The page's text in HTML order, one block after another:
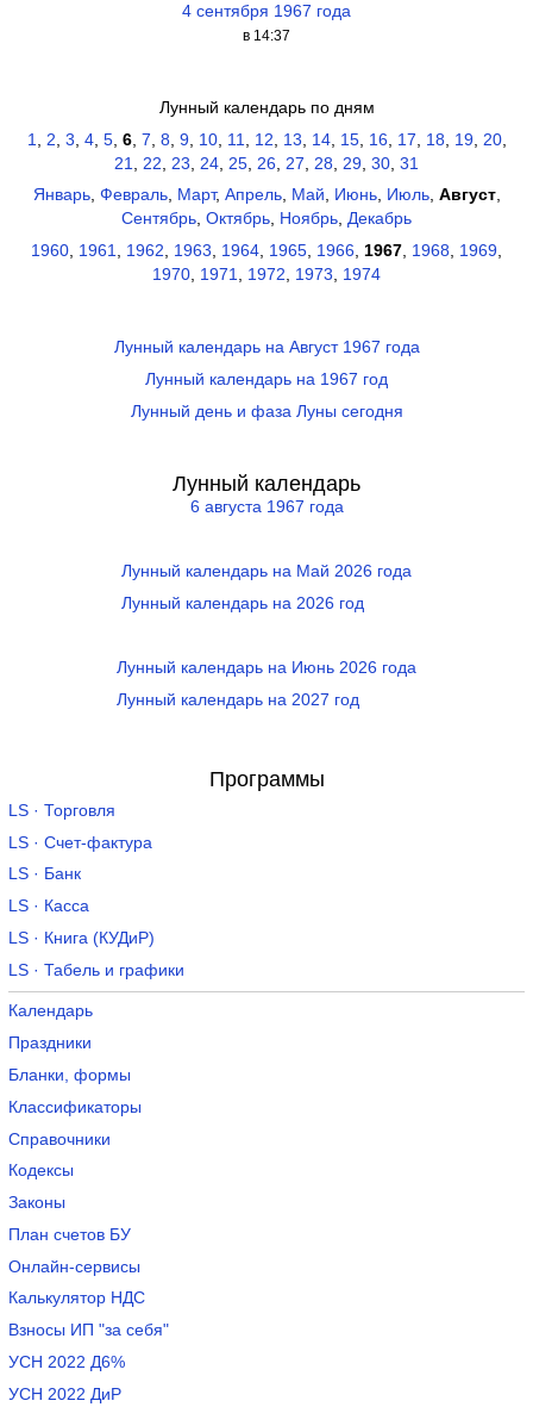
4 сентября 1967 года
в 14:37
Лунный календарь по дням
1
2 3 4, 5, 6, 7 8 9, 10, 11 12 13 14, 15, 16, 17 18 19, 20,
21
22 23 24 25 26 27 28 29 30 31
Январь, Февраль, Март, Апрель, Май, Июнь, Июль, Август,
Сентябрь, Октябрь, Ноябрь, Декабрь
1960, 1961, 1962, 1963, 1964, 1965, 1966, 1967, 1968, 1969,
1970, 1971, 1972, 1973, 1974
Лунный календарь на Август 1967 года
Лунный календарь на 1967 год
Лунный день и фаза Луны сегодня
Лунный календарь
6 августа 1967 года
Лунный календарь на Май 2026 года
Лунный календарь на 2026 год
Лунный календарь на Июнь 2026 года
Лунный календарь на 2027 год
Программы
LS · Торговля
LS · Счет-фактура
LS · Банк
LS · Касса
LS · Книга (КУДиР)
LS · Табель и графики
Календарь
Праздники
Бланки, формы
Классификаторы
Справочники
Кодексы
Законы
План счетов БУ
Онлайн-сервисы
Калькулятор НДС
Взносы ИП "за себя"
УСН 2022 Д6%
УСН 2022 ДиР